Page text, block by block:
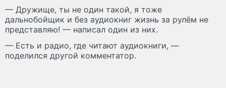
— Дружище, ты не один такой, я тоже
дальнобойщик и без аудиокниг жизнь за рулём не
представляю! — написал один из них.
— Есть и радио, где читают аудиокниги, —
поделился другой комментатор.